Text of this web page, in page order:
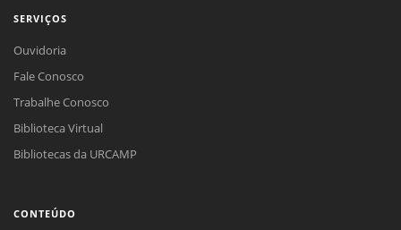
SERVIÇOS
Ouvidoria
Fale Conosco
Trabalhe Conosco
Biblioteca Virtual
Bibliotecas da URCAMP
CONTEÚDO